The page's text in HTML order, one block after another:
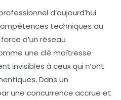
d’aujourd’hui
techniques ou
d’un réseau
une clé maîtresse
invisibles à ceux qui n’ont
Dans un
une concurrence accrue et